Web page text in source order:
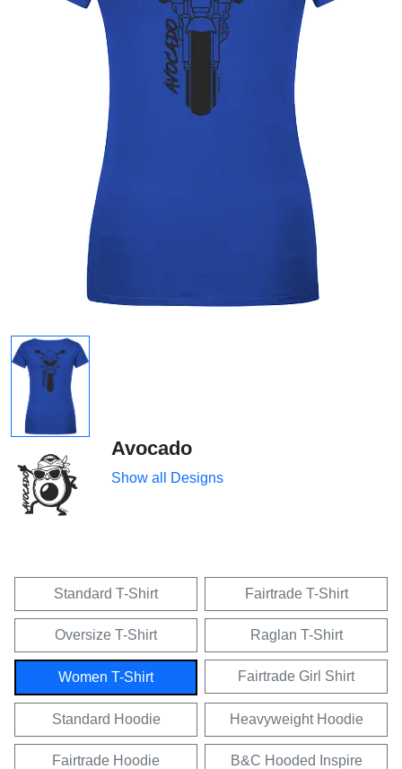
Avocado
Show all Designs
Standard T-Shirt Fairtrade T-Shirt
Oversize T-Shirt Raglan T-Shirt
Women T-Shirt Fairtrade Girl Shirt
Standard Hoodie Heavyweight Hoodie
Fairtrade Hoodie B&C Hooded Inspire